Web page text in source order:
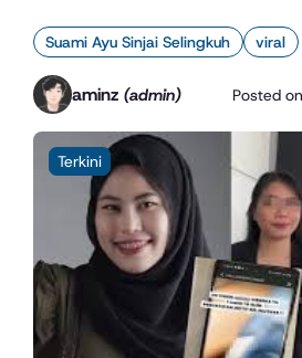
Suami Ayu Sinjai Selingkuh viral
aminz (admin) Posted on
Terkini